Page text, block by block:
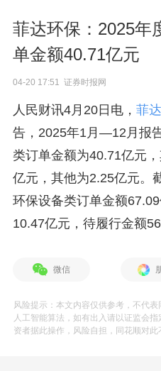
菲达环保：2025年
单金额40.71亿元
04-20 17:51 证券时报网
人民财讯4月20日电， 菲
告，2025年1月—12月报
类订单金额为40.71亿元
亿元，其他为2.25亿元。
环保设备类订单金额
10.47亿元，待履行金额
微信
风险提示：本文内容仅供参考，不代
人工智能算法，如有出入请以证监会
资者据此操作，风险自担，同花顺对